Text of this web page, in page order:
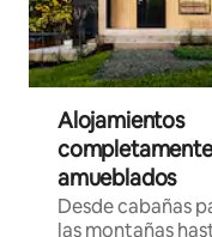
Alojamientos
completamente
amueblados
Desde cabañas
las montañas